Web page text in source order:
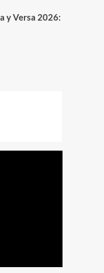
y Versa 2026: